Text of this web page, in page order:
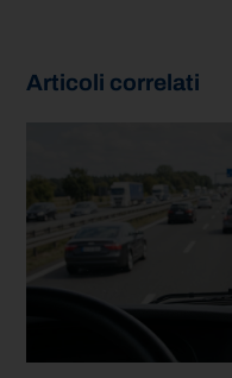
Articoli correlati